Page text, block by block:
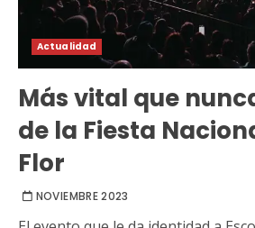
Actualidad
Más vital que
de la Fiesta
Flor
NOVIEMBRE 2023